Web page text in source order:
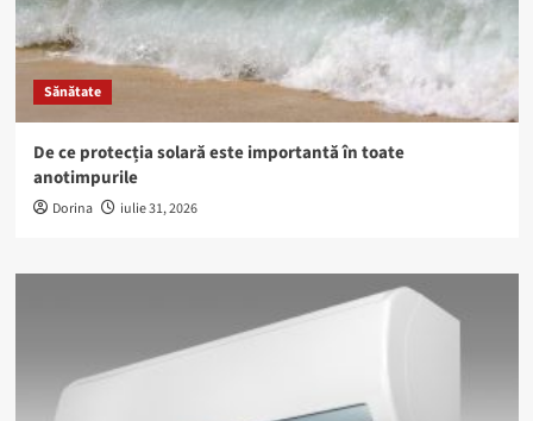
Sănătate
De ce protecția solară este importantă în toate
anotimpurile
Dorina iulie 31, 2026